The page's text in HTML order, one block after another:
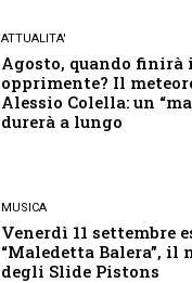
ATTUALITA'
Agosto, quando finirà
opprimente? Il
Alessio Colella: un
durerà a lungo
MUSICA
Venerdì 11 settembre
“Maledetta Balera”, il
degli Slide Pistons